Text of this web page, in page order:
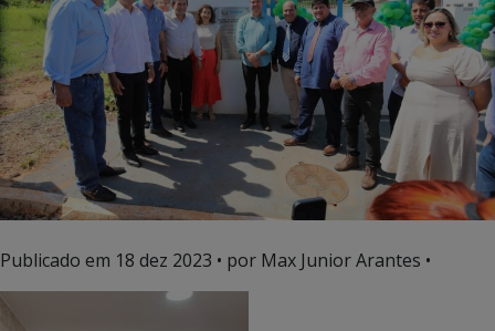
Publicado em 18 dez 2023 • por Max Junior Arantes •